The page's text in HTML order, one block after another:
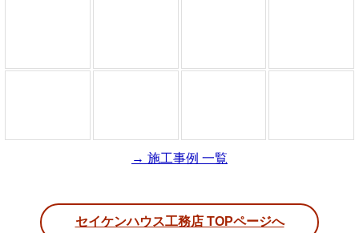
→ 施工事例 一覧
セイケンハウス工務店 TOPページへ